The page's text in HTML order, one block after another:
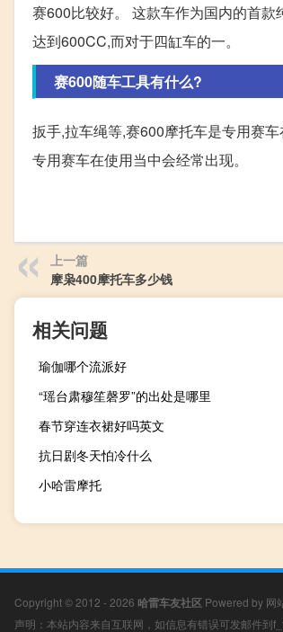
赛600比较好。 这款车作为国内的首
达到600CC,而对于四缸车的一。
赛600随车工具有什么?
扳手,拉车绳等,赛600摩托车是专用赛
专用赛车在使用当中会经常出现。
上一篇
摩枭400摩托车多少钱
相关问题
瑜伽哪个流派好
“瑶台肃穆笙磬罗”的出处是哪里
春节穿连衣裙好吗英文
抗日剧冬天怕冷什么
小哈雷摩托
Copyright © 2012 - 2026 哈雷车友社区 Powered by 网
声明：本站内容来自互联网，如信息有错误可发邮件到